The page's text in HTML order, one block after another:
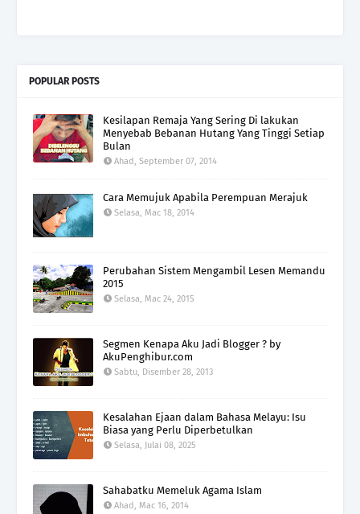
POPULAR POSTS
Kesilapan Remaja Yang Sering Di lakukan
Menyebab Bebanan Hutang Yang Tinggi Setiap
Bulan
Ahad, September 07, 2014
Cara Memujuk Apabila Perempuan Merajuk
Selasa, Mac 18, 2014
Perubahan Sistem Mengambil Lesen Memandu
2015
Selasa, Mac 24, 2015
Segmen Kenapa Aku Jadi Blogger ? by
AkuPenghibur.com
Sabtu, Disember 28, 2013
Kesalahan Ejaan dalam Bahasa Melayu: Isu
Biasa yang Perlu Diperbetulkan
Selasa, Julai 08, 2025
Sahabatku Memeluk Agama Islam
Ahad, Mac 16, 2014